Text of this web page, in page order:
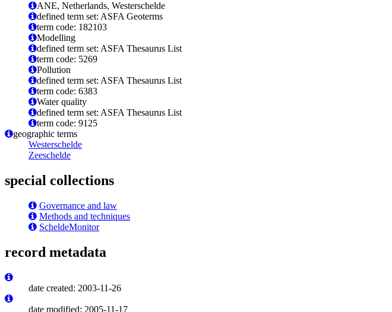
ANE, Netherlands, Westerschelde
defined term set: ASFA Geoterms
term code: 182103
Modelling
defined term set: ASFA Thesaurus List
term code: 5269
Pollution
defined term set: ASFA Thesaurus List
term code: 6383
Water quality
defined term set: ASFA Thesaurus List
term code: 9125
geographic terms
Westerschelde
Zeeschelde
special collections
Governance and law
Methods and techniques
ScheldeMonitor
record metadata
date created: 2003-11-26
date modified: 2005-11-17